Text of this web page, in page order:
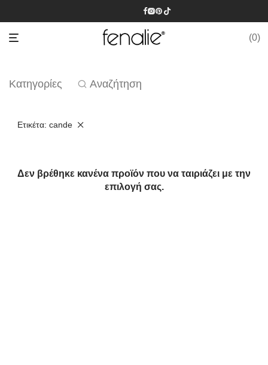
0
Κατηγορίες Αναζήτηση
Ετικέτα: cande
Δεν βρέθηκε κανένα προϊόν που να ταιριάζει με την
επιλογή σας.